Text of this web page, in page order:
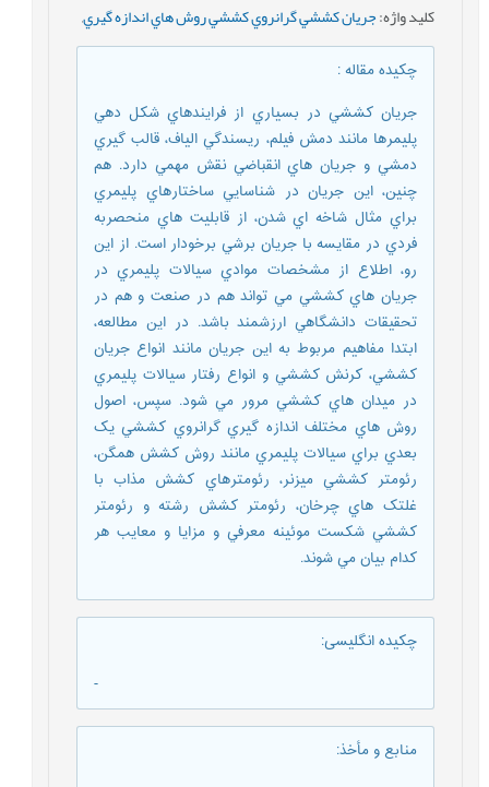
کلید واژه:جريان کششي گرانروي کششي روش هاي اندازه گيري,
چکیده مقاله:
جريان کششي در بسياري از فرایندهاي شکل دهي
پليمرها مانند دمش فيلم، ريسندگي الياف، قالب گيري
دمشي و جريان هاي انقباضي نقش مهمي دارد. هم
چنين، اين جريان در شناسايي ساختارهاي پليمري
براي مثال شاخه اي شدن، از قابليت هاي منحصربه
فردي در مقايسه با جريان برشي برخودار است. از اين
رو، اطلاع از مشخصات موادي سيالات پليمري در
جريان هاي کششي مي تواند هم در صنعت و هم در
تحقيقات دانشگاهي ارزشمند باشد. در اين مطالعه،
ابتدا مفاهيم مربوط به اين جريان مانند انواع جريان
کششي، کرنش کششي و انواع رفتار سيالات پليمري
در ميدان هاي کششي مرور مي شود. سپس، اصول
روش هاي مختلف اندازه گيري گرانروي کششي يک
بعدي براي سيالات پليمري مانند روش کشش همگن،
رئومتر کششي ميزنر، رئومترهاي کشش مذاب با
غلتک هاي چرخان، رئومتر کشش رشته و رئومتر
کششي شکست موئينه معرفي و مزايا و معايب هر
کدام بيان مي شوند.
چکیده انگلیسی:
منابع و مأخذ: